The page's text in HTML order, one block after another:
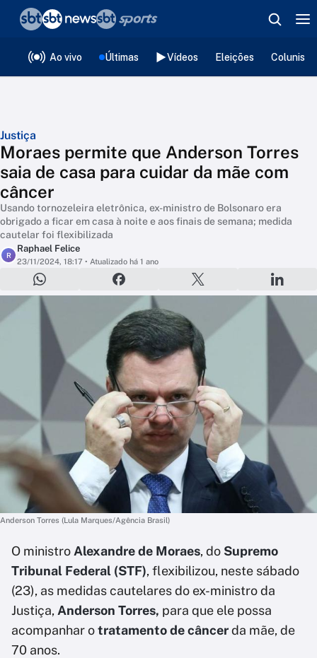
Ao vivo Últimas Vídeos Eleições
Justiça
Moraes permite que Anderson Torres
saia de casa para cuidar da mãe com
câncer
Usando tornozeleira eletrônica, ex-ministro de Bolsonaro era
obrigado a ficar em casa à noite e aos finais de semana; medida
cautelar foi flexibilizada
R
Raphael Felice
23/11/2024, 18:17 • Atualizado há 1 ano
Anderson Torres (Lula Marques/Agência Brasil)
O ministro Alexandre de Moraes, do Supremo
Tribunal Federal (STF), flexibilizou, neste sábado
(23), as medidas cautelares do ex-ministro da
Justiça, Anderson Torres, para que ele possa
acompanhar otratamento de câncerda mãe, de
70 anos.
❮voltar
Editorias